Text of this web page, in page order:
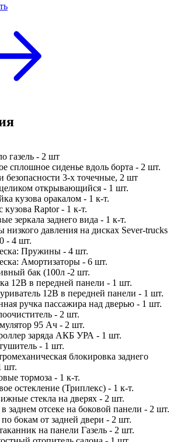
газель - 2 шт
сплошное сиденье вдоль борта - 2 шт.
3-х точечные, 2 шт
открывающийся - 1 шт.
кузова оракалом - 1 к-т.
Raptor - 1 к-т.
зеркала заднего вида - 1 к-т.
давления на дисках Sever-trucks
- 4 шт.
Пружины - 4 шт.
Амортизаторы - 6 шт.
бак (100л -2 шт.
12В в передней панели - 1 шт.
12В в передней панели - 1 шт.
ручка пассажира над дверью - 1 шт.
- 2 шт.
95 Ач - 2 шт.
заряда АКБ УРА - 1 шт.
- 1 шт.
блокировка заднего
шт.
тормоза - 1 к-т.
остекление (Триплекс) - 1 к-т.
стекла на дверях - 2 шт.
заднем отсеке на боковой панели - 2 шт.
бокам от задней двери - 2 шт.
на панели Газель - 2 шт.